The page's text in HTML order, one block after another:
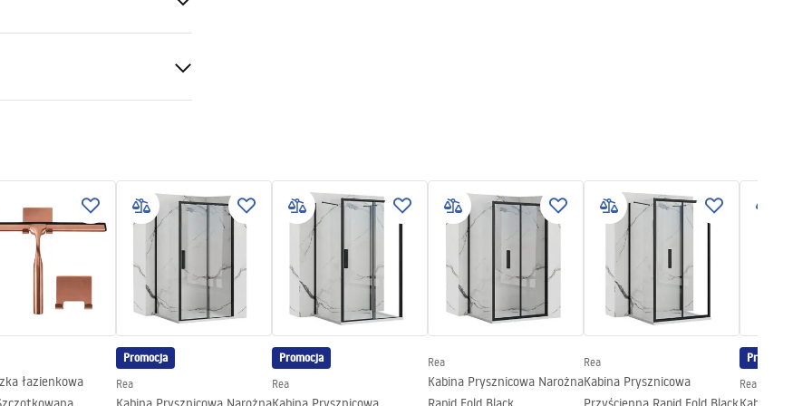
_5.pdf
łazienkowa
Promocja
Rea
Promocja
Rea
Rea
Kabina Prysznicowa Narożna
Rea
Kabina Prysznicowa
Promocja
Rea